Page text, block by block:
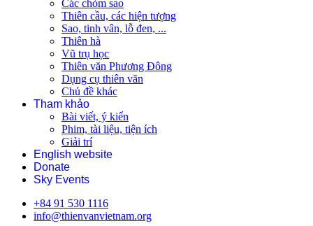
Các chòm sao
Thiên cầu, các hiện tượng
Sao, tinh vân, lỗ đen, ...
Thiên hà
Vũ trụ học
Thiên văn Phương Đông
Dụng cụ thiên văn
Chủ đề khác
Tham khảo
Bài viết, ý kiến
Phim, tài liệu, tiện ích
Giải trí
English website
Donate
Sky Events
+84 91 530 1116
info@thienvanvietnam.org